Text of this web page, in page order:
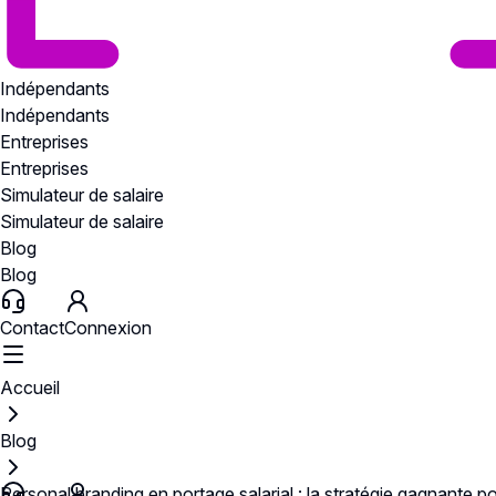
Indépendants
Indépendants
Entreprises
Entreprises
Simulateur de salaire
Simulateur de salaire
Blog
Blog
ContactConnexion
Accueil
Blog